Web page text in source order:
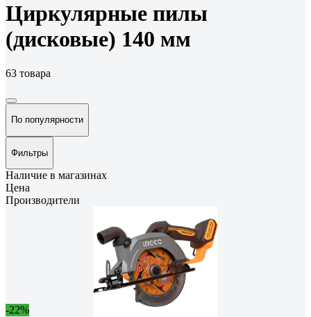
Циркулярные пилы
(дисковые) 140 мм
63 товара
По популярности
Фильтры
Наличие в магазинах
Цена
Производители
-22%